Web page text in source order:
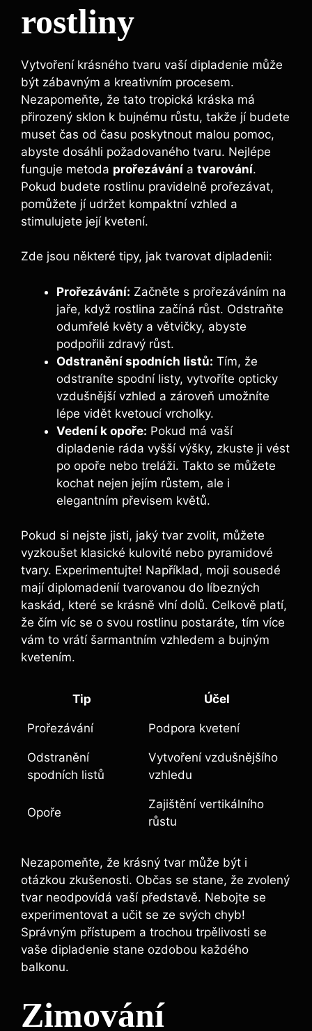
rostliny
Vytvoření krásného tvaru vaší dipladenie může
být zábavným a kreativním procesem.
Nezapomeňte, že tato tropická kráska má
přirozený sklon k bujnému růstu, takže jí budete
muset čas od času poskytnout malou pomoc,
abyste dosáhli požadovaného tvaru. Nejlépe
funguje metoda prořezávání a tvarování.
Pokud budete rostlinu pravidelně prořezávat,
pomůžete jí udržet kompaktní vzhled a
stimulujete její kvetení.
Zde jsou některé tipy, jak tvarovat dipladenii:
Prořezávání: Začněte s prořezáváním na
jaře, když rostlina začíná růst. Odstraňte
odumřelé květy a větvičky, abyste
podpořili zdravý růst.
Odstranění spodních listů: Tím, že
odstraníte spodní listy, vytvoříte opticky
vzdušnější vzhled a zároveň umožníte
lépe vidět kvetoucí vrcholky.
Vedení k opoře: Pokud má vaší
dipladenie ráda vyšší výšky, zkuste ji vést
po opoře nebo treláži. Takto se můžete
kochat nejen jejím růstem, ale i
elegantním převisem květů.
Pokud si nejste jisti, jaký tvar zvolit, můžete
vyzkoušet klasické kulovité nebo pyramidové
tvary. Experimentujte! Například, moji sousedé
mají diplomadenií tvarovanou do líbezných
kaskád, které se krásně vlní dolů. Celkově platí,
že čím víc se o svou rostlinu postaráte, tím více
vám to vrátí šarmantním vzhledem a bujným
kvetením.
Tip Účel
Prořezávání Podpora kvetení
Odstranění
spodních listů
Vytvoření vzdušnějšího
vzhledu
Opoře
Zajištění vertikálního
růstu
Nezapomeňte, že krásný tvar může být i
otázkou zkušenosti. Občas se stane, že zvolený
tvar neodpovídá vaší představě. Nebojte se
experimentovat a učit se ze svých chyb!
Správným přístupem a trochou trpělivosti se
vaše dipladenie stane ozdobou každého
balkonu.
Zimování